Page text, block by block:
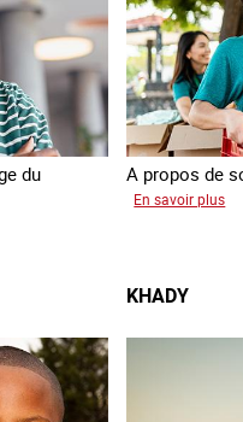
du
A propos de
En savoir plus
KHADY